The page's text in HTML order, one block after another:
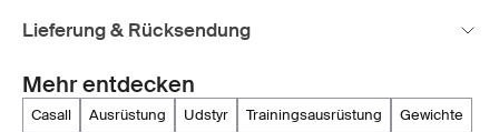
Lieferung & Rücksendung
Mehr entdecken
casall ausrüstung udstyr trainingsausrüstung gewichte